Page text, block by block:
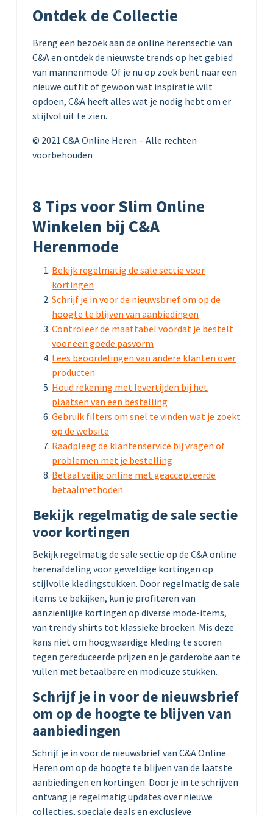
Ontdek de Collectie
Breng een bezoek aan de online herensectie van
C&A en ontdek de nieuwste trends op het gebied
van mannenmode. Of je nu op zoek bent naar een
nieuwe outfit of gewoon wat inspiratie wilt
opdoen, C&A heeft alles wat je nodig hebt om er
stijlvol uit te zien.
© 2021 C&A Online Heren – Alle rechten
voorbehouden
8 Tips voor Slim Online
Winkelen bij C&A
Herenmode
Bekijk regelmatig de sale sectie voor
kortingen
Schrijf je in voor de nieuwsbrief om op de
hoogte te blijven van aanbiedingen
Controleer de maattabel voordat je bestelt
voor een goede pasvorm
Lees beoordelingen van andere klanten over
producten
Houd rekening met levertijden bij het
plaatsen van een bestelling
Gebruik filters om snel te vinden wat je zoekt
op de website
Raadpleeg de klantenservice bij vragen of
problemen met je bestelling
Betaal veilig online met geaccepteerde
betaalmethoden
Bekijk regelmatig de sale sectie
voor kortingen
Bekijk regelmatig de sale sectie op de C&A online
herenafdeling voor geweldige kortingen op
stijlvolle kledingstukken. Door regelmatig de sale
items te bekijken, kun je profiteren van
aanzienlijke kortingen op diverse mode-items,
van trendy shirts tot klassieke broeken. Mis deze
kans niet om hoogwaardige kleding te scoren
tegen gereduceerde prijzen en je garderobe aan te
vullen met betaalbare en modieuze stukken.
Schrijf je in voor de nieuwsbrief
om op de hoogte te blijven van
aanbiedingen
Schrijf je in voor de nieuwsbrief van C&A Online
Heren om op de hoogte te blijven van de laatste
aanbiedingen en kortingen. Door je in te schrijven
ontvang je regelmatig updates over nieuwe
collecties, speciale deals en exclusieve